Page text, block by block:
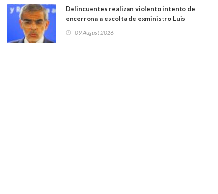
Delincuentes realizan violento intento de
encerrona a escolta de exministro Luis
Lo Espejo
09 August 2026